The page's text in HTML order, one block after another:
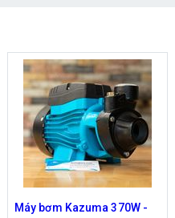
Máy bơm phun sương Hàn